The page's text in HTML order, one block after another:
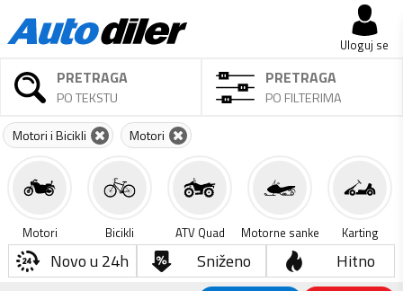
Uloguj se
PRETRAGA
PO TEKSTU
PRETRAGA
PO FILTERIMA
Motori i Bicikli Motori
Motori Bicikli ATV Quad Motorne sanke Karting
Novo u 24h Sniženo Hitno